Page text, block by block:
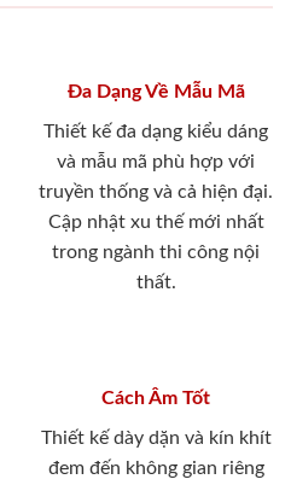
Đa Dạng Về Mẫu Mã
Thiết kế đa dạng kiểu dáng
và mẫu mã phù hợp với
truyền thống và cả hiện đại.
Cập nhật xu thế mới nhất
trong ngành thi công nội
thất.
Cách Âm Tốt
Thiết kế dày dặn và kín khít
đem đến không gian riêng